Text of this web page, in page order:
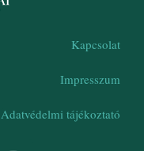
Kapcsolat
Impresszum
Adatvédelmi tájékoztató